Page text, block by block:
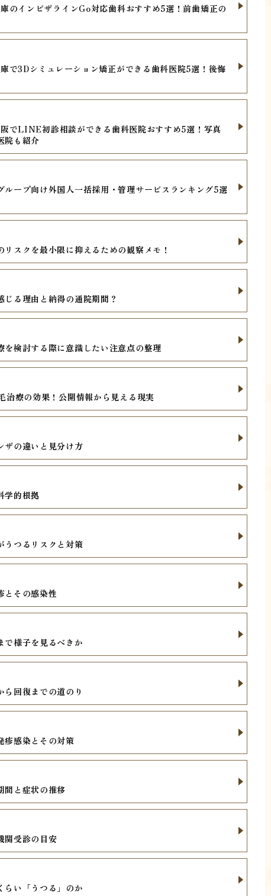
のインビザラインGo対応歯科おすすめ5選！前歯矯正の
で3Dシミュレーション矯正ができる歯科医院5選！後悔
阪でLINE初診相談ができる歯科医院おすすめ5選！写真
院も紹介
ループ向け外国人一括採用・管理サービスランキング5選
リスクを最小限に抑えるための観察メモ！
じる理由と納得の通院期間？
を検討する際に意識したい注意点の整理
治療の効果！公開情報から見える現実
ザの違いと見分け方
学的根拠
うつるリスクと対策
とその感染性
で様子を見るべきか
回復までの道のり
疹感染とその対策
間と症状の推移
関受診の目安
らい「うつる」のか